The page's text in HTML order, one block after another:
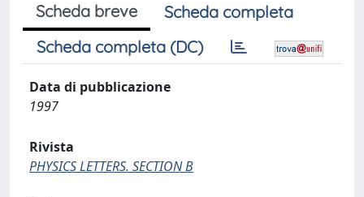
Scheda breve
Scheda completa
Scheda completa (DC)
Data di pubblicazione
1997
Rivista
PHYSICS LETTERS. SECTION B